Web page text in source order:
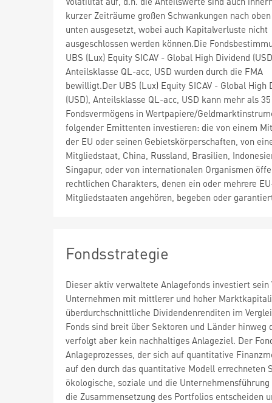
kurzer Zeiträume großen Schwankungen nach
unten ausgesetzt, wobei auch Kapitalverluste nicht
ausgeschlossen werden können.Die
UBS (Lux) Equity SICAV - Global High Dividend
Anteilsklasse QL-acc, USD wurden durch die FMA
bewilligt.Der UBS (Lux) Equity SICAV - Global High
(USD), Anteilsklasse QL-acc, USD kann mehr als
Fondsvermögens in Wertpapiere/
folgender Emittenten investieren: die von einem
der EU oder seinen Gebietskörperschaften, von
Mitgliedstaat, China, Russland, Brasilien,
Singapur, oder von internationalen Organismen
rechtlichen Charakters, denen ein oder mehrere
Mitgliedstaaten angehören, begeben oder
Fondsstrategie
Dieser aktiv verwaltete Anlagefonds investiert
Unternehmen mit mittlerer und hoher
überdurchschnittliche Dividendenrenditen im
Fonds sind breit über Sektoren und Länder
verfolgt aber kein nachhaltiges Anlageziel. Der
Anlageprozesses, der sich auf quantitative
auf den durch das quantitative Modell
ökologische, soziale und die
die Zusammensetzung des Portfolios entscheiden